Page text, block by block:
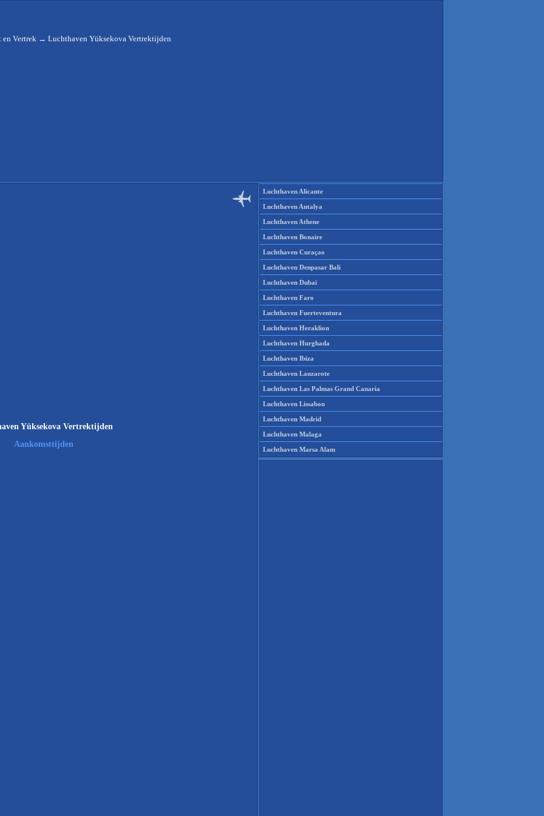
Vertrek → Luchthaven Yüksekova Vertrektijden
Yüksekova Vertrektijden
Aankomsttijden
Luchthaven Alicante
Luchthaven Antalya
Luchthaven Athene
Luchthaven Bonaire
Luchthaven Curaçao
Luchthaven Denpasar Bali
Luchthaven Dubai
Luchthaven Faro
Luchthaven Fuerteventura
Luchthaven Heraklion
Luchthaven Hurghada
Luchthaven Ibiza
Luchthaven Lanzarote
Luchthaven Las Palmas Grand Canaria
Luchthaven Lissabon
Luchthaven Madrid
Luchthaven Malaga
Luchthaven Marsa Alam